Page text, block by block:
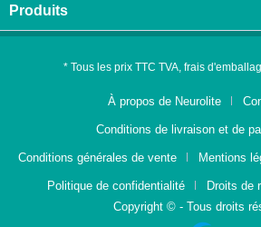
Produits
* Tous les prix TTC TVA, frais
À propos de Neurolite
Conditions de livraison et de
Conditions générales de vente Mentions
Politique de confidentialité
Droits de
Copyright © - Tous droits